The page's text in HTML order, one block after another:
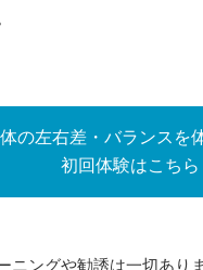
体の左右差・バランスを
初回体験はこちら
ニングや勧誘は一切あり